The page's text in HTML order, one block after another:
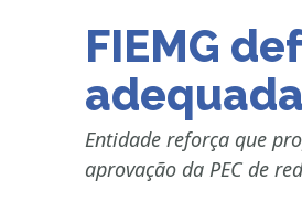
FIEMG
Entidade reforça que
aprovação da PEC de